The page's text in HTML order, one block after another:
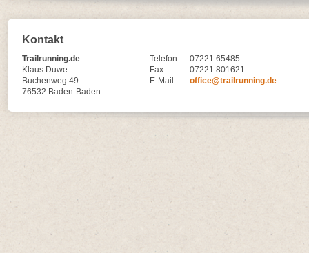
Kontakt
Trailrunning.de
Klaus Duwe
Buchenweg 49
76532 Baden-Baden
Telefon:
07221 65485
Fax:
07221 801621
E-Mail:
office@trailrunning.de